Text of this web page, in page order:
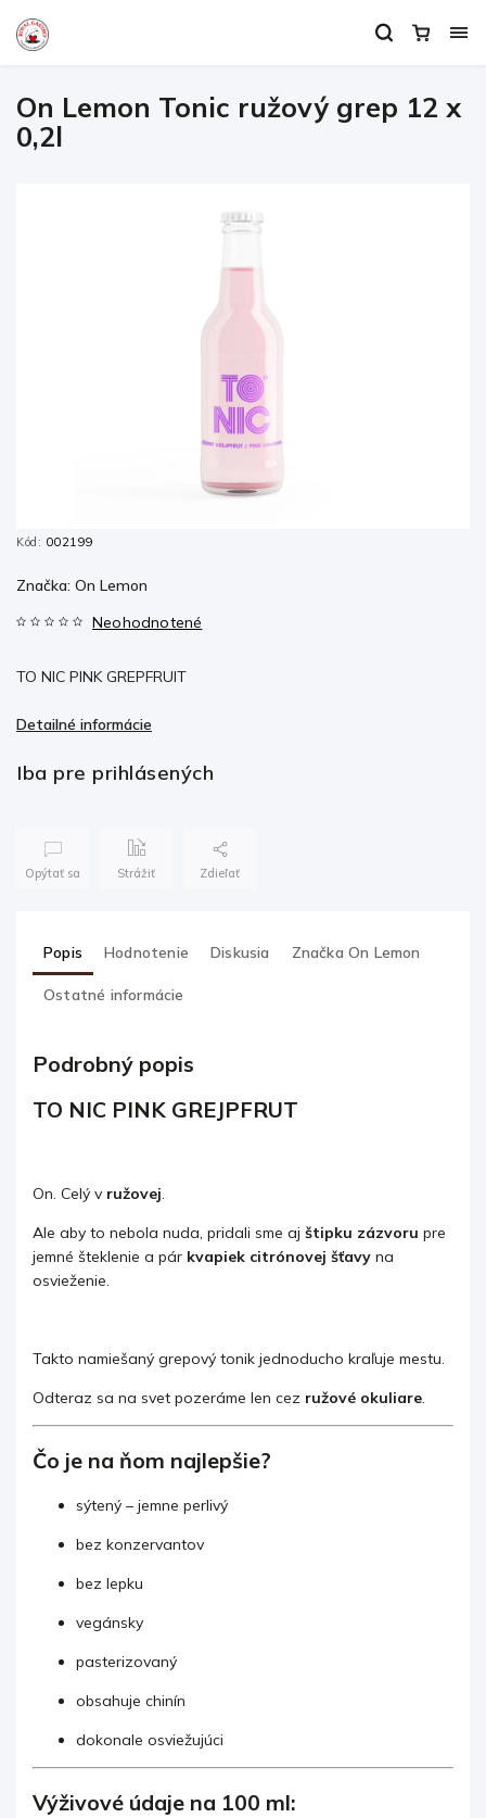
On Lemon Tonic ružový grep 12 x
0,2l
Kód: 002199
Neohodnotené
TO NIC PINK GREPFRUIT
Detailné informácie
Značka: On Lemon
Iba pre prihlásených
Opýtať sa Strážiť Zdieľať
Popis Hodnotenie Diskusia ZnačkaOn Lemon
Ostatné informácie
Podrobný popis
TO NIC PINK GREJPFRUT
On. Celý v ružovej.
Ale aby to nebola nuda, pridali sme aj štipku zázvoru pre
jemné šteklenie a pár kvapiek citrónovej šťavy na
osvieženie.
Takto namiešaný grepový tonik jednoducho kraľuje mestu.
Odteraz sa na svet pozeráme len cez ružové okuliare.
Čo je na ňom najlepšie?
sýtený – jemne perlivý
bez konzervantov
bez lepku
vegánsky
pasterizovaný
obsahuje chinín
dokonale osviežujúci
Výživové údaje na 100 ml: